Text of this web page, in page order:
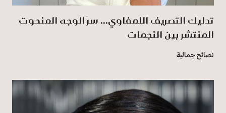
تدليك التصريف اللمفاوي... سرّ الوجه المنحوت
المنتشر بين النجمات
نصائح جمالية